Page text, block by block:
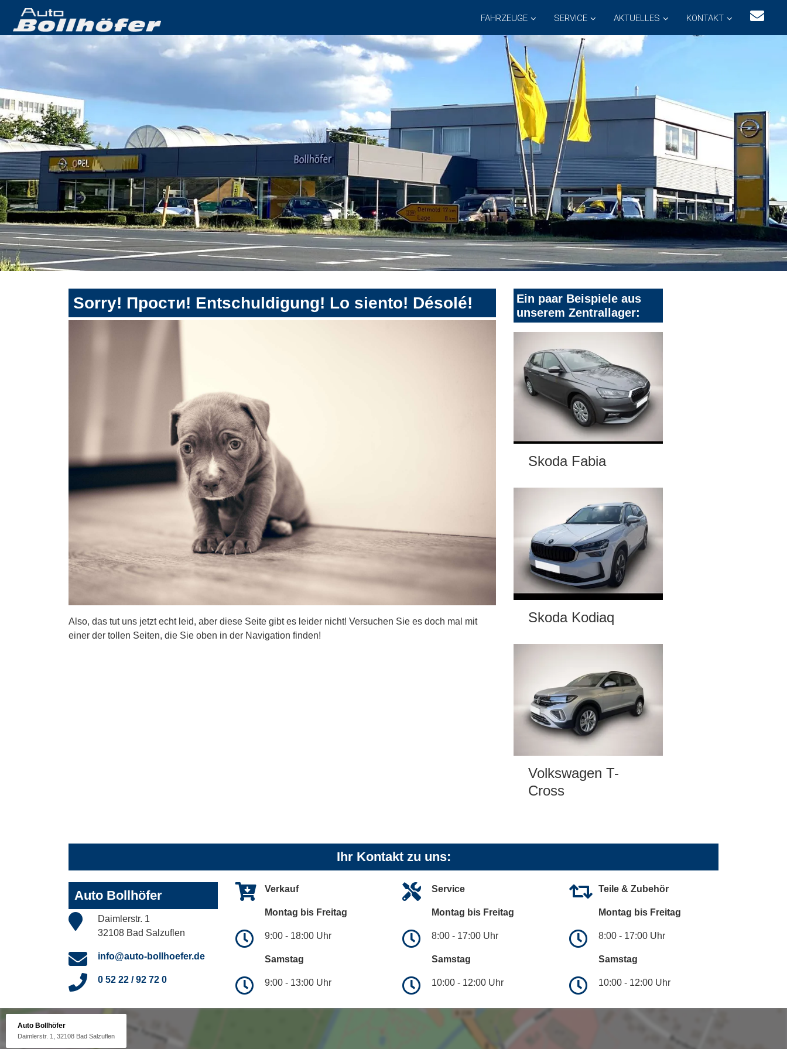
FAHRZEUGE SERVICE AKTUELLES KONTAKT
Sorry! Прости! Entschuldigung! Lo siento! Désolé!
Also, das tut uns jetzt echt leid, aber diese Seite gibt es leider nicht! Versuchen Sie es doch mal mit
einer der tollen Seiten, die Sie oben in der Navigation finden!
Ein paar Beispiele aus
unserem Zentrallager:
Skoda Fabia
Skoda Kodiaq
Volkswagen T-
Cross
Ihr Kontakt zu uns:
Auto Bollhöfer
Daimlerstr. 1
32108 Bad Salzuflen
info@auto-bollhoefer.de
0 52 22 / 92 72 0
Verkauf
Montag bis Freitag
9:00 - 18:00 Uhr
Samstag
9:00 - 13:00 Uhr
Service
Montag bis Freitag
8:00 - 17:00 Uhr
Samstag
10:00 - 12:00 Uhr
Teile & Zubehör
Montag bis Freitag
8:00 - 17:00 Uhr
Samstag
10:00 - 12:00 Uhr
Auto Bollhöfer
Daimlerstr. 1, 32108 Bad Salzuflen